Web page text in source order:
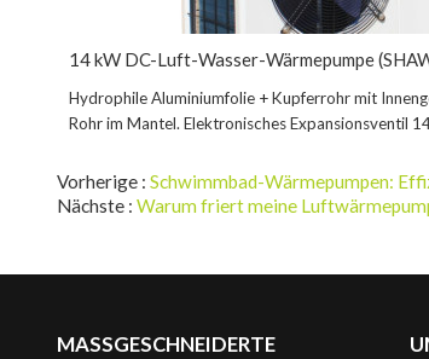
14 kW DC-Luft-Wasser-Wärmepumpe
Hydrophile Aluminiumfolie + Kupferrohr mit
Rohr im Mantel. Elektronisches Expansionsventil
Vorherige Schwimmbad-Wärmepumpen:
Nächste Warum friert meine
MASSGESCHNEIDERTE